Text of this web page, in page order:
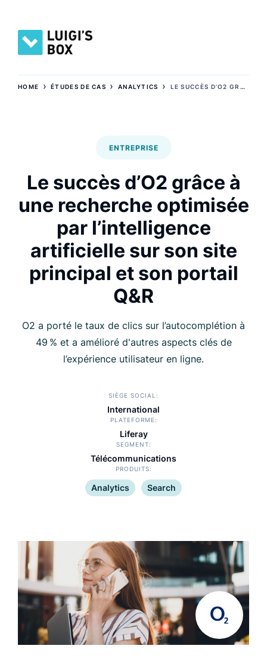
HOME ›ÉTUDES DE CAS › ANALYTICS › LE SUCCÈS D’O2 GRÂCE À UNE RECHERCHE OPTIMISÉE PAR L’INTELLIGENCE ARTIFICIELLE SUR SON SITE PRINCIPAL ET SON PORTAIL Q&R
ENTREPRISE
Le succès d’O2 grâce à
une recherche optimisée
par l’intelligence
artificielle sur son site
principal et son portail
Q&R
O2 a porté le taux de clics sur l’autocomplétion à
49 % et a amélioré d'autres aspects clés de
l’expérience utilisateur en ligne.
SIÈGE SOCIAL
International
PLATEFORME
Liferay
SEGMENT
Télécommunications
PRODUITS
Analytics Search